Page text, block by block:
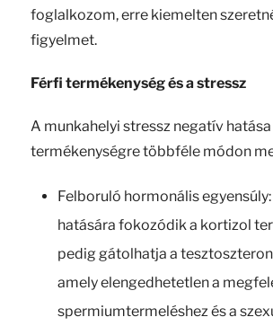
foglalkozom, erre kiemelten
figyelmet.
Férfi termékenység és a stressz
A munkahelyi stressz negatív
termékenységre többféle módon
Felboruló hormonális
hatására fokozódik a kortizol
pedig gátolhatja a
amely elengedhetetlen a
spermiumtermeléshez és a